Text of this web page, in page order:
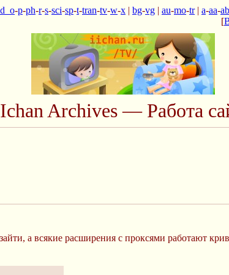
-p-ph-r-s-sci-sp-t-tran-tv-w-x | bg-vg | au-mo-tr| a-aa-
[
Archives — Работа
а всякие расширения с проксями работают